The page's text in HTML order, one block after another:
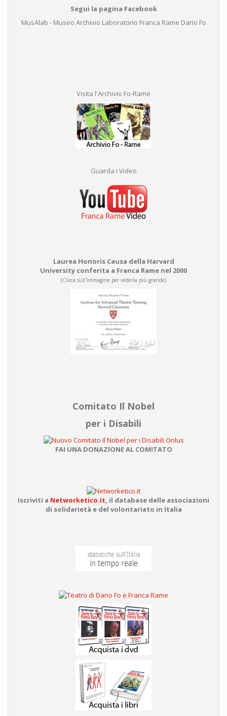
Segui la pagina Facebook
MusAlab - Museo Archivio Laboratorio Franca Rame Dario Fo
Visita l'Archivio Fo-Rame
Guarda i Video
Laurea Honoris Causa della Harvard
University conferita a Franca Rame nel 2000
(Clicca sull'immagine per vederla più grande)
Comitato Il Nobel
per i Disabili
FAI UNA DONAZIONE AL COMITATO
Iscriviti a Networketico.it, il database delle associazioni
di solidarietà e del volontariato in Italia